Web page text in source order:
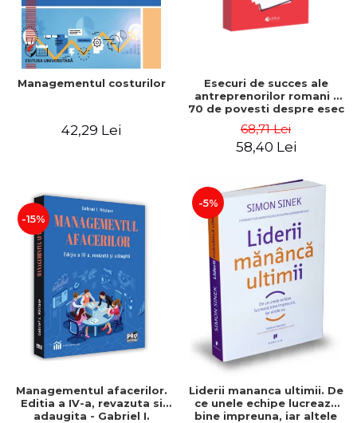
Managementul costurilor
42,29 Lei
Esecuri de succes ale
antreprenorilor romani -
70 de povesti despre esec
68,71 Lei
58,40 Lei
-15%
Managementul afacerilor.
Editia a IV-a, revazuta si
adaugita - Gabriel I.
-5%
Liderii mananca ultimii. De
ce unele echipe lucreaza
bine impreuna, iar altele